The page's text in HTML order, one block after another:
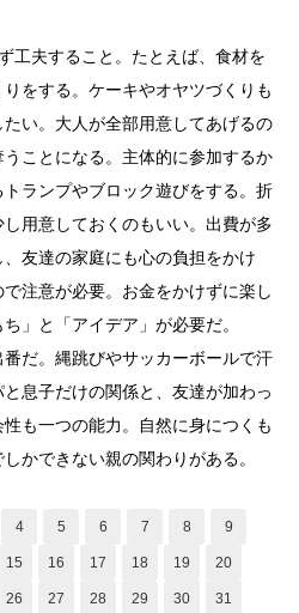
工夫すること。たとえば、食材を
をする。ケーキやオヤツづくりも
い。大人が全部用意してあげるの
ことになる。主体的に参加するか
ランプやブロック遊びをする。折
用意しておくのもいい。出費が多
友達の家庭にも心の負担をかけ
注意が必要。お金をかけずに楽し
」と「アイデア」が必要だ。
だ。縄跳びやサッカーボールで汗
息子だけの関係と、友達が加わっ
も一つの能力。自然に身につくも
かできない親の関わりがある。
4 5 6 7 8 9
15 16 17 18 19 20
26 27 28 29 30 31